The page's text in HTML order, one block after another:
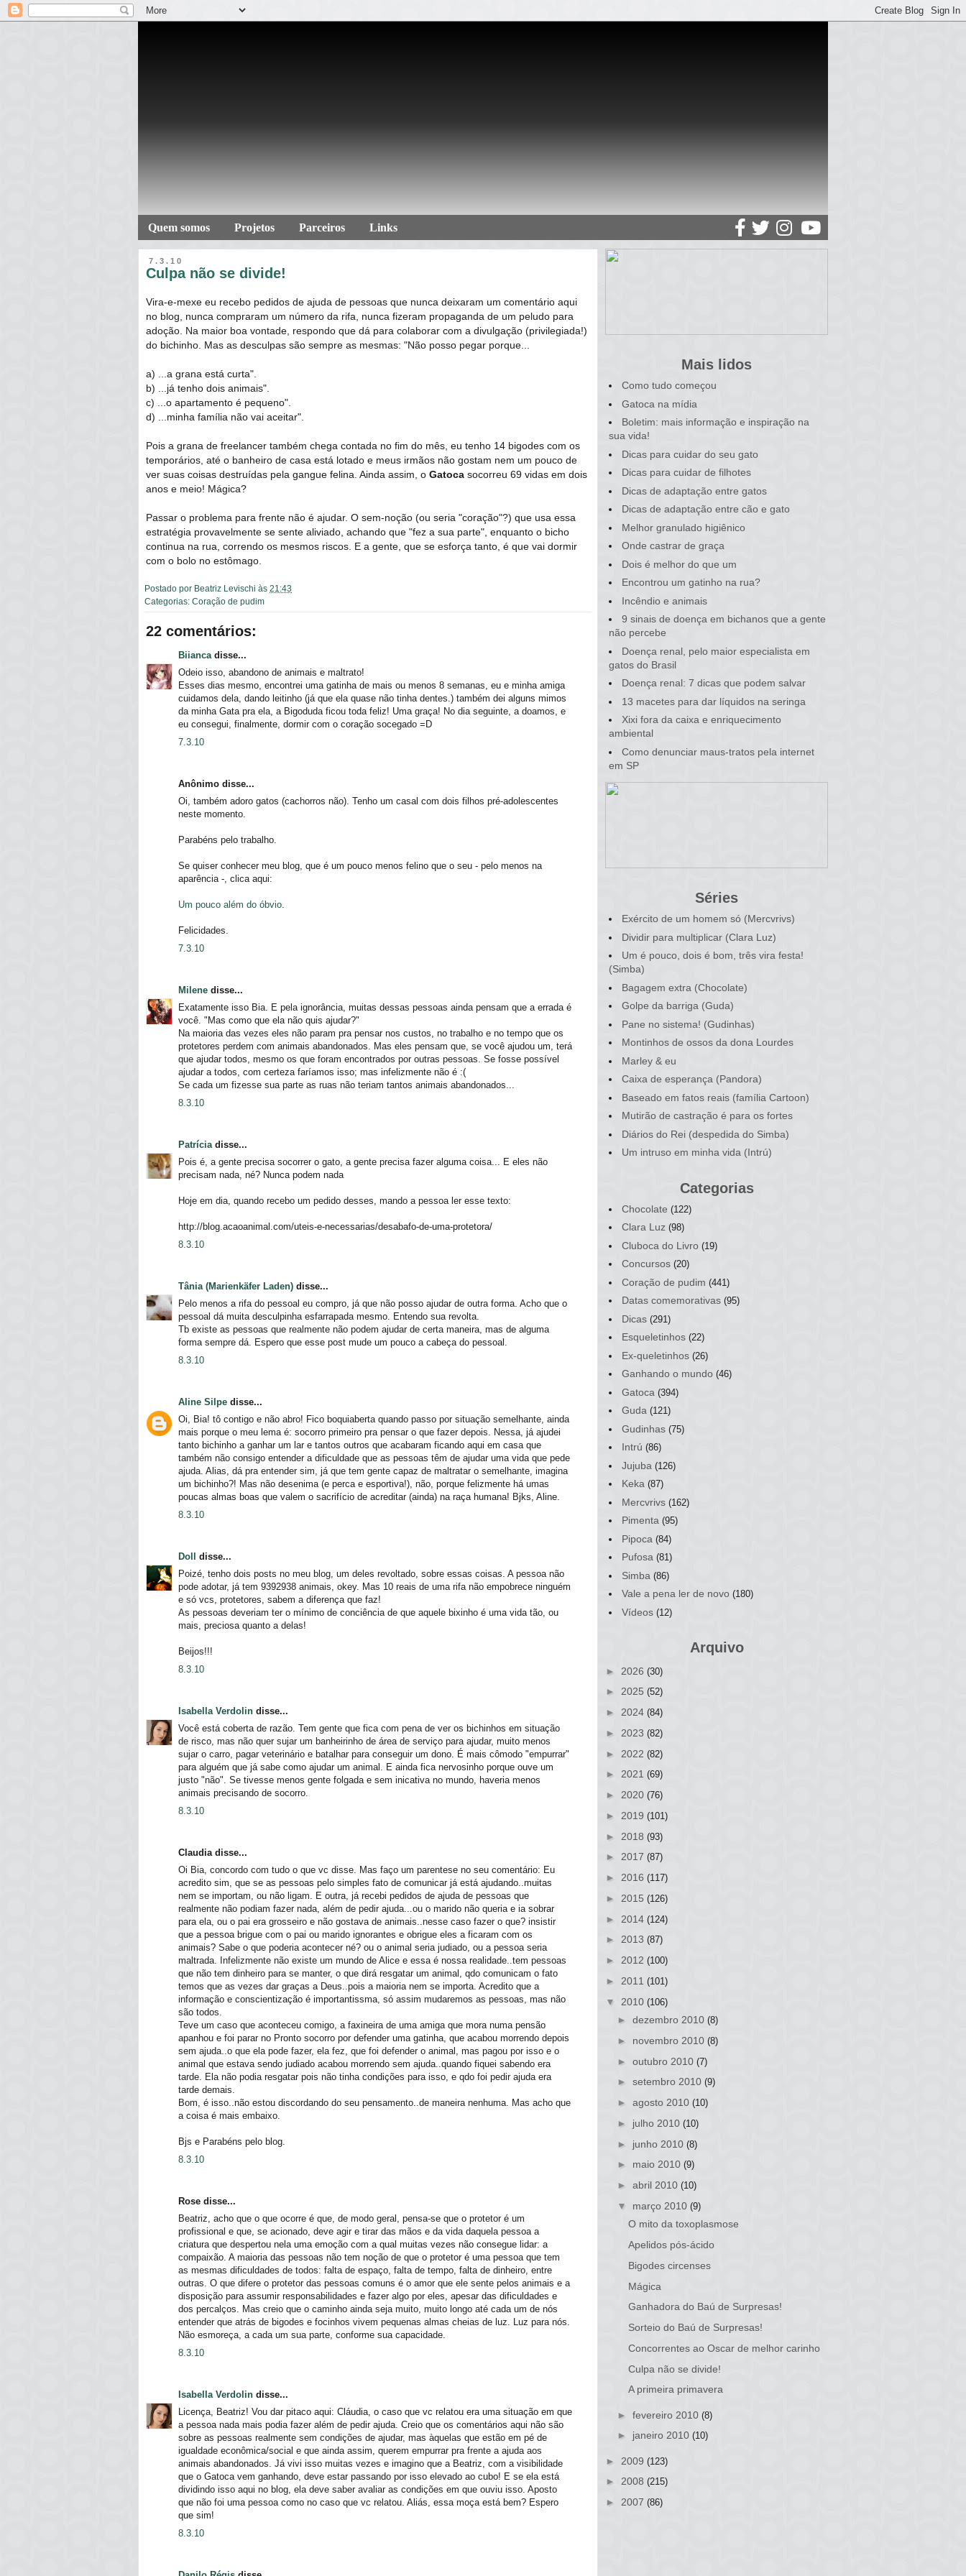
Quem somos Projetos Parceiros Links
7.3.10
Culpa não se divide!
Vira-e-mexe eu recebo pedidos de ajuda de pessoas que nunca deixaram um comentário aqui
no blog, nunca compraram um número da rifa, nunca fizeram propaganda de um peludo para
adoção. Na maior boa vontade, respondo que dá para colaborar com a divulgação (privilegiada!)
do bichinho. Mas as desculpas são sempre as mesmas: "Não posso pegar porque...
a) ...a grana está curta".
b) ...já tenho dois animais".
c) ...o apartamento é pequeno".
d) ...minha família não vai aceitar".
Pois a grana de freelancer também chega contada no fim do mês, eu tenho 14 bigodes com os
temporários, até o banheiro de casa está lotado e meus irmãos não gostam nem um pouco de
ver suas coisas destruídas pela gangue felina. Ainda assim, o Gatoca socorreu 69 vidas em dois
anos e meio! Mágica?
Passar o problema para frente não é ajudar. O sem-noção (ou seria "coração"?) que usa essa
estratégia provavelmente se sente aliviado, achando que "fez a sua parte", enquanto o bicho
continua na rua, correndo os mesmos riscos. E a gente, que se esforça tanto, é que vai dormir
com o bolo no estômago.
Postado por Beatriz Levischi às 21:43
Categorias: Coração de pudim
22 comentários:
Biianca disse...
Odeio isso, abandono de animais e maltrato!
Esses dias mesmo, encontrei uma gatinha de mais ou menos 8 semanas, eu e minha amiga
cuidamos dela, dando leitinho (já que ela quase não tinha dentes.) também dei alguns mimos
da minha Gata pra ela, a Bigoduda ficou toda feliz! Uma graça! No dia seguinte, a doamos, e
eu consegui, finalmente, dormir com o coração socegado =D
7.3.10
Anônimo disse...
Oi, também adoro gatos (cachorros não). Tenho um casal com dois filhos pré-adolescentes
neste momento.
Parabéns pelo trabalho.
Se quiser conhecer meu blog, que é um pouco menos felino que o seu - pelo menos na
aparência -, clica aqui:
Um pouco além do óbvio.
Felicidades.
7.3.10
Milene disse...
Exatamente isso Bia. E pela ignorância, muitas dessas pessoas ainda pensam que a errada é
você. "Mas como que ela não quis ajudar?"
Na maioria das vezes eles não param pra pensar nos custos, no trabalho e no tempo que os
protetores perdem com animais abandonados. Mas eles pensam que, se você ajudou um, terá
que ajudar todos, mesmo os que foram encontrados por outras pessoas. Se fosse possível
ajudar a todos, com certeza faríamos isso; mas infelizmente não é :(
Se cada um fizesse sua parte as ruas não teriam tantos animais abandonados...
8.3.10
Patrícia disse...
Pois é, a gente precisa socorrer o gato, a gente precisa fazer alguma coisa... E eles não
precisam nada, né? Nunca podem nada
Hoje em dia, quando recebo um pedido desses, mando a pessoa ler esse texto:
http://blog.acaoanimal.com/uteis-e-necessarias/desabafo-de-uma-protetora/
8.3.10
Tânia (Marienkäfer Laden) disse...
Pelo menos a rifa do pessoal eu compro, já que não posso ajudar de outra forma. Acho que o
pessoal dá muita desculpinha esfarrapada mesmo. Entendo sua revolta.
Tb existe as pessoas que realmente não podem ajudar de certa maneira, mas de alguma
forma sempre dá. Espero que esse post mude um pouco a cabeça do pessoal.
8.3.10
Aline Silpe disse...
Oi, Bia! tô contigo e não abro! Fico boquiaberta quando passo por situação semelhante, ainda
mais porque o meu lema é: socorro primeiro pra pensar o que fazer depois. Nessa, já ajudei
tanto bichinho a ganhar um lar e tantos outros que acabaram ficando aqui em casa que
também não consigo entender a dificuldade que as pessoas têm de ajudar uma vida que pede
ajuda. Alias, dá pra entender sim, já que tem gente capaz de maltratar o semelhante, imagina
um bichinho?! Mas não desenima (e perca e esportiva!), não, porque felizmente há umas
poucas almas boas que valem o sacrifício de acreditar (ainda) na raça humana! Bjks, Aline.
8.3.10
Doll disse...
Poizé, tenho dois posts no meu blog, um deles revoltado, sobre essas coisas. A pessoa não
pode adotar, já tem 9392938 animais, okey. Mas 10 reais de uma rifa não empobrece ninguém
e só vcs, protetores, sabem a diferença que faz!
As pessoas deveriam ter o mínimo de conciência de que aquele bixinho é uma vida tão, ou
mais, preciosa quanto a delas!
Beijos!!!
8.3.10
Isabella Verdolin disse...
Você está coberta de razão. Tem gente que fica com pena de ver os bichinhos em situação
de risco, mas não quer sujar um banheirinho de área de serviço para ajudar, muito menos
sujar o carro, pagar veterinário e batalhar para conseguir um dono. É mais cômodo "empurrar"
para alguém que já sabe como ajudar um animal. E ainda fica nervosinho porque ouve um
justo "não". Se tivesse menos gente folgada e sem inicativa no mundo, haveria menos
animais precisando de socorro.
8.3.10
Claudia disse...
Oi Bia, concordo com tudo o que vc disse. Mas faço um parentese no seu comentário: Eu
acredito sim, que se as pessoas pelo simples fato de comunicar já está ajudando..muitas
nem se importam, ou não ligam. E outra, já recebi pedidos de ajuda de pessoas que
realmente não podiam fazer nada, além de pedir ajuda...ou o marido não queria e ia sobrar
para ela, ou o pai era grosseiro e não gostava de animais..nesse caso fazer o que? insistir
que a pessoa brigue com o pai ou marido ignorantes e obrigue eles a ficaram com os
animais? Sabe o que poderia acontecer né? ou o animal seria judiado, ou a pessoa seria
maltrada. Infelizmente não existe um mundo de Alice e essa é nossa realidade..tem pessoas
que não tem dinheiro para se manter, o que dirá resgatar um animal, qdo comunicam o fato
temos que as vezes dar graças a Deus..pois a maioria nem se importa. Acredito que a
informação e conscientização é importantissma, só assim mudaremos as pessoas, mas não
são todos.
Teve um caso que aconteceu comigo, a faxineira de uma amiga que mora numa pensão
apanhou e foi parar no Pronto socorro por defender uma gatinha, que acabou morrendo depois
sem ajuda..o que ela pode fazer, ela fez, que foi defender o animal, mas pagou por isso e o
animal que estava sendo judiado acabou morrendo sem ajuda..quando fiquei sabendo era
tarde. Ela não podia resgatar pois não tinha condições para isso, e qdo foi pedir ajuda era
tarde demais.
Bom, é isso..não estou discordando do seu pensamento..de maneira nenhuma. Mas acho que
a coisa é mais embaixo.
Bjs e Parabéns pelo blog.
8.3.10
Rose disse...
Beatriz, acho que o que ocorre é que, de modo geral, pensa-se que o protetor é um
profissional e que, se acionado, deve agir e tirar das mãos e da vida daquela pessoa a
criatura que despertou nela uma emoção com a qual muitas vezes não consegue lidar: a
compaixão. A maioria das pessoas não tem noção de que o protetor é uma pessoa que tem
as mesmas dificuldades de todos: falta de espaço, falta de tempo, falta de dinheiro, entre
outras. O que difere o protetor das pessoas comuns é o amor que ele sente pelos animais e a
disposição para assumir responsabilidades e fazer algo por eles, apesar das dificuldades e
dos percalços. Mas creio que o caminho ainda seja muito, muito longo até cada um de nós
entender que atrás de bigodes e focinhos vivem pequenas almas cheias de luz. Luz para nós.
Não esmoreça, a cada um sua parte, conforme sua capacidade.
8.3.10
Isabella Verdolin disse...
Licença, Beatriz! Vou dar pitaco aqui: Cláudia, o caso que vc relatou era uma situação em que
a pessoa nada mais podia fazer além de pedir ajuda. Creio que os comentários aqui não são
sobre as pessoas realmente sem condições de ajudar, mas àquelas que estão em pé de
igualdade econômica/social e que ainda assim, querem empurrar pra frente a ajuda aos
animais abandonados. Já vivi isso muitas vezes e imagino que a Beatriz, com a visibilidade
que o Gatoca vem ganhando, deve estar passando por isso elevado ao cubo! E se ela está
dividindo isso aqui no blog, ela deve saber avaliar as condições em que ouviu isso. Aposto
que não foi uma pessoa como no caso que vc relatou. Aliás, essa moça está bem? Espero
que sim!
8.3.10
Mais lidos
Como tudo começou
Gatoca na mídia
Boletim: mais informação e inspiração na
sua vida!
Dicas para cuidar do seu gato
Dicas para cuidar de filhotes
Dicas de adaptação entre gatos
Dicas de adaptação entre cão e gato
Melhor granulado higiênico
Onde castrar de graça
Dois é melhor do que um
Encontrou um gatinho na rua?
Incêndio e animais
9 sinais de doença em bichanos que a gente
não percebe
Doença renal, pelo maior especialista em
gatos do Brasil
Doença renal: 7 dicas que podem salvar
13 macetes para dar líquidos na seringa
Xixi fora da caixa e enriquecimento
ambiental
Como denunciar maus-tratos pela internet
em SP
Séries
Exército de um homem só (Mercvrivs)
Dividir para multiplicar (Clara Luz)
Um é pouco, dois é bom, três vira festa!
(Simba)
Bagagem extra (Chocolate)
Golpe da barriga (Guda)
Pane no sistema! (Gudinhas)
Montinhos de ossos da dona Lourdes
Marley & eu
Caixa de esperança (Pandora)
Baseado em fatos reais (família Cartoon)
Mutirão de castração é para os fortes
Diários do Rei (despedida do Simba)
Um intruso em minha vida (Intrú)
Categorias
Chocolate (122)
Clara Luz (98)
Cluboca do Livro (19)
Concursos (20)
Coração de pudim (441)
Datas comemorativas (95)
Dicas (291)
Esqueletinhos (22)
Ex-queletinhos (26)
Ganhando o mundo (46)
Gatoca (394)
Guda (121)
Gudinhas (75)
Intrú (86)
Jujuba (126)
Keka (87)
Mercvrivs (162)
Pimenta (95)
Pipoca (84)
Pufosa (81)
Simba (86)
Vale a pena ler de novo (180)
Vídeos (12)
Arquivo
► 2026 (30)
► 2025 (52)
► 2024 (84)
► 2023 (82)
► 2022 (82)
► 2021 (69)
► 2020 (76)
► 2019 (101)
► 2018 (93)
► 2017 (87)
► 2016 (117)
► 2015 (126)
► 2014 (124)
► 2013 (87)
► 2012 (100)
► 2011 (101)
▼ 2010 (106)
► dezembro 2010 (8)
► novembro 2010 (8)
► outubro 2010 (7)
► setembro 2010 (9)
► agosto 2010 (10)
► julho 2010 (10)
► junho 2010 (8)
► maio 2010 (9)
► abril 2010 (10)
▼ março 2010 (9)
O mito da toxoplasmose
Apelidos pós-ácido
Bigodes circenses
Mágica
Ganhadora do Baú de Surpresas!
Sorteio do Baú de Surpresas!
Concorrentes ao Oscar de melhor carinho
Culpa não se divide!
A primeira primavera
► fevereiro 2010 (8)
► janeiro 2010 (10)
► 2009 (123)
► 2008 (215)
► 2007 (86)